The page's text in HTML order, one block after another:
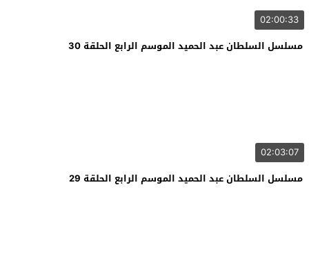
02:00:33
مسلسل السلطان عبد الحميد الموسم الرابع الحلقة 30
02:03:07
مسلسل السلطان عبد الحميد الموسم الرابع الحلقة 29